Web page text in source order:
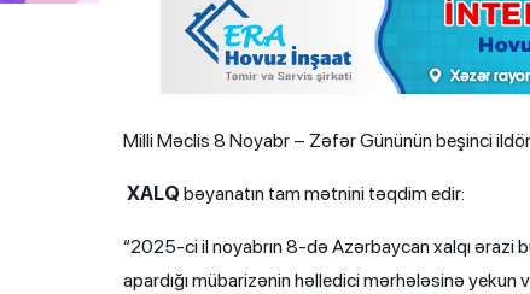
Milli Məclis 8 Noyabr – Zəfər Gününün beşinci
XALQ bəyanatın tam mətnini təqdim edir:
“2025-ci il noyabrın 8-də Azərbaycan xalqı ərazi
apardığı mübarizənin həlledici mərhələsinə